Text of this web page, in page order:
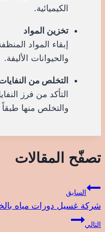
الكيميائية.
تخزين المواد
إبقاء المواد
والحيوانات الأليفة.
التخلص من
التأكد من فرز
والتخلص منها طبقاً
تصفّح المقالات
السابق
شركة غسيل دورات مياه
التالي